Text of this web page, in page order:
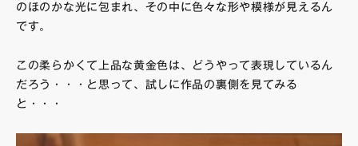
のほのかな光に包まれ、その中に色々な形や模様が見えるん
です。
この柔らかくて上品な黄金色は、どうやって表現しているん
だろう・・・と思って、試しに作品の裏側を見てみる
と・・・